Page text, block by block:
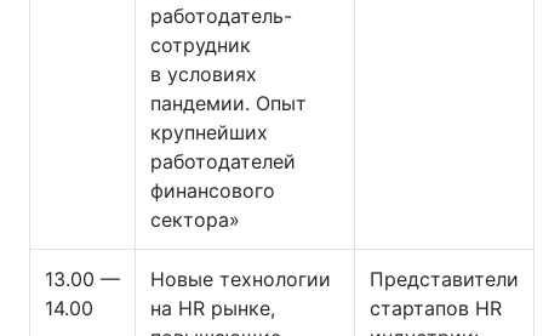
работодатель-
сотрудник
в условиях
пандемии. Опыт
крупнейших
работодателей
финансового
сектора»
13.00 —
14.00
Новые технологии
на HR рынке,
Представители
стартапов HR